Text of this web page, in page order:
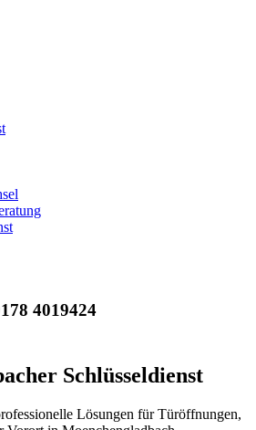
4019424
Schlüsseldienst
Lösungen für Türöffnungen,